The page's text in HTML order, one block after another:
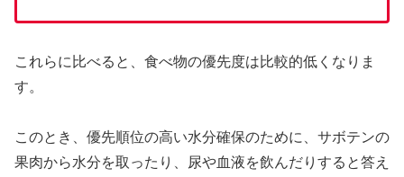
これらに比べると、食べ物の優先度は比較的低くなりま
す。
このとき、優先順位の高い水分確保のために、サボテンの
果肉から水分を取ったり、尿や血液を飲んだりすると答え